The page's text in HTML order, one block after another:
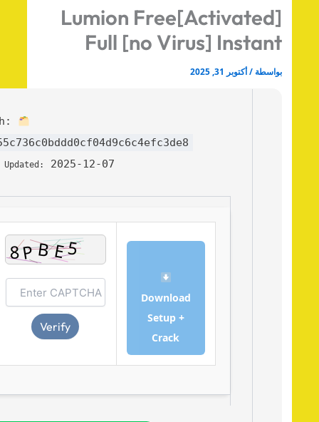
Lumion
Full [no Virus]
أكتوبر 31, 2025
6855c736c0bddd0cf04d9c6c4efc3de8
Last Updated:2025-12-07
Download